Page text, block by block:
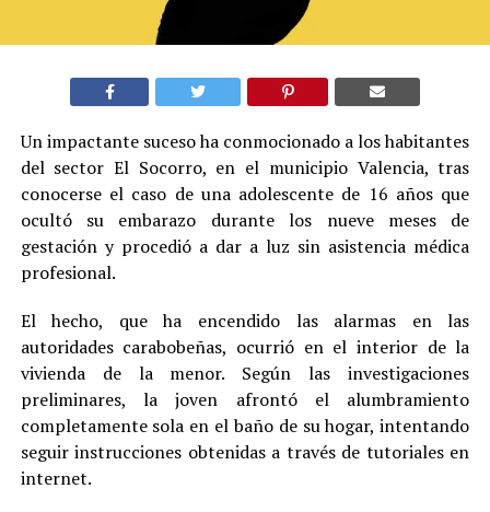
Un impactante suceso ha conmocionado a los habitantes
del sector El Socorro, en el municipio Valencia, tras
conocerse el caso de una adolescente de 16 años que
ocultó su embarazo durante los nueve meses de
gestación y procedió a dar a luz sin asistencia médica
profesional.
El hecho, que ha encendido las alarmas en las
autoridades carabobeñas, ocurrió en el interior de la
vivienda de la menor. Según las investigaciones
preliminares, la joven afrontó el alumbramiento
completamente sola en el baño de su hogar, intentando
seguir instrucciones obtenidas a través de tutoriales en
internet.